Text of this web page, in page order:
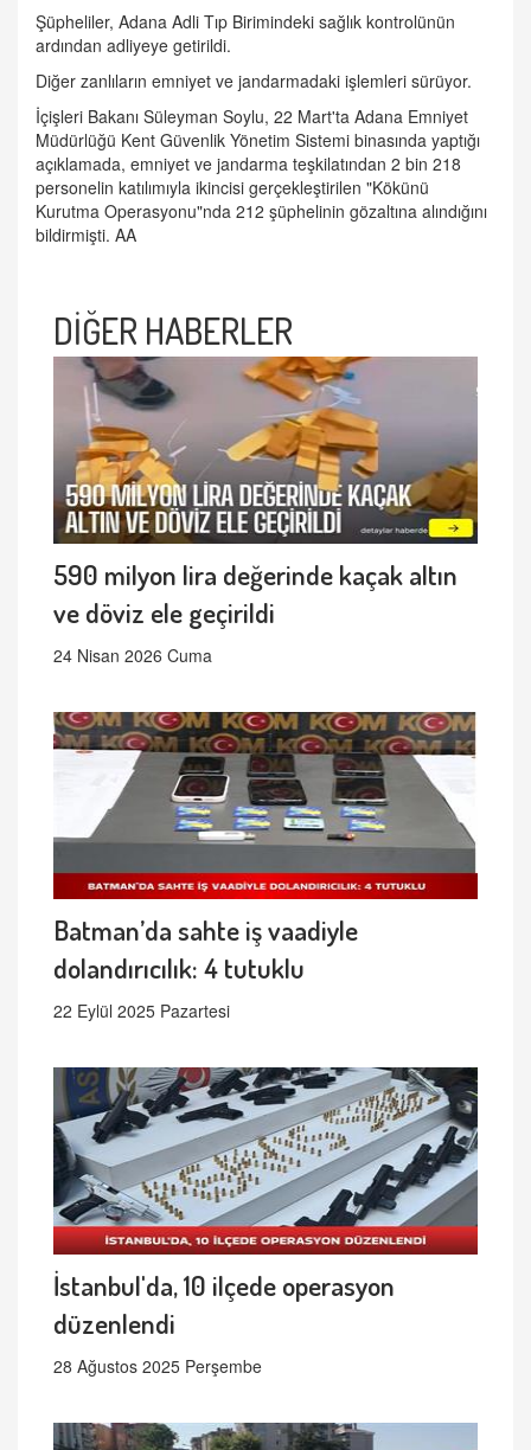
Şüpheliler, Adana Adli Tıp Birimindeki sağlık kontrolünün
ardından adliyeye getirildi.
Diğer zanlıların emniyet ve jandarmadaki işlemleri sürüyor.
İçişleri Bakanı Süleyman Soylu, 22 Mart'ta Adana Emniyet
Müdürlüğü Kent Güvenlik Yönetim Sistemi binasında yaptığı
açıklamada, emniyet ve jandarma teşkilatından 2 bin 218
personelin katılımıyla ikincisi gerçekleştirilen "Kökünü
Kurutma Operasyonu"nda 212 şüphelinin gözaltına alındığını
bildirmişti. AA
DİĞER HABERLER
590 milyon lira değerinde kaçak altın
ve döviz ele geçirildi
24 Nisan 2026 Cuma
Batman’da sahte iş vaadiyle
dolandırıcılık: 4 tutuklu
22 Eylül 2025 Pazartesi
İstanbul'da, 10 ilçede operasyon
düzenlendi
28 Ağustos 2025 Perşembe